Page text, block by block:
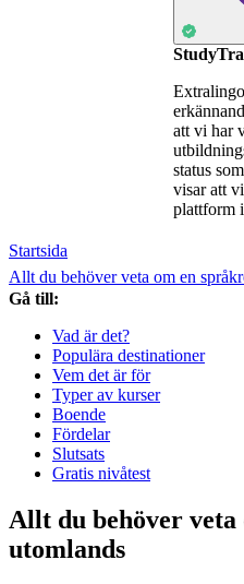
att vi har
status
visar att
plattform
Startsida
Allt du behöver veta om en
Gå till:
Vad är det?
Populära destinationer
Vem det är för
Typer av kurser
Boende
Fördelar
Slutsats
Gratis nivåtest
Allt du behöver veta
utomlands